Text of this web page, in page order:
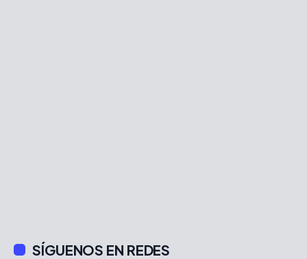
SÍGUENOS EN REDES